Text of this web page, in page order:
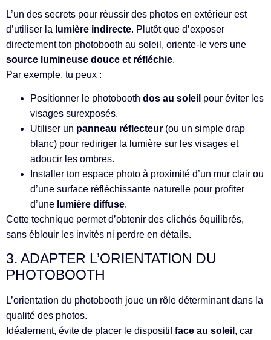
L’un des secrets pour réussir des photos en extérieur est
d’utiliser la lumière indirecte. Plutôt que d’exposer
directement ton photobooth au soleil, oriente-le vers une
source lumineuse douce et réfléchie.
Par exemple, tu peux :
Positionner le photobooth dos au soleil pour éviter les
visages surexposés.
Utiliser un panneau réflecteur (ou un simple drap
blanc) pour rediriger la lumière sur les visages et
adoucir les ombres.
Installer ton espace photo à proximité d’un mur clair ou
d’une surface réfléchissante naturelle pour profiter
d’une lumière diffuse.
Cette technique permet d’obtenir des clichés équilibrés,
sans éblouir les invités ni perdre en détails.
3. ADAPTER L’ORIENTATION DU
PHOTOBOOTH
L’orientation du photobooth joue un rôle déterminant dans la
qualité des photos.
Idéalement, évite de placer le dispositifface au soleil , car